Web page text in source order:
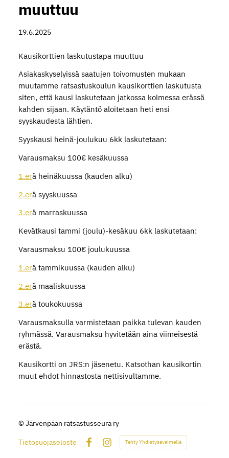
muuttuu
19.6.2025
Kausikorttien laskutustapa muuttuu
Asiakaskyselyissä saatujen toivomusten mukaan
muutamme ratsastuskoulun kausikorttien laskutusta
siten, että kausi laskutetaan jatkossa kolmessa erässä
kahden sijaan. Käytäntö aloitetaan heti ensi
syyskaudesta lähtien.
Syyskausi heinä-joulukuu 6kk laskutetaan:
Varausmaksu 100€ kesäkuussa
1.erä heinäkuussa (kauden alku)
2.erä syyskuussa
3.erä marraskuussa
Kevätkausi tammi (joulu)-kesäkuu 6kk laskutetaan:
Varausmaksu 100€ joulukuussa
1.erä tammikuussa (kauden alku)
2.erä maaliskuussa
3.erä toukokuussa
Varausmaksulla varmistetaan paikka tulevan kauden
ryhmässä. Varausmaksu hyvitetään aina viimeisestä
erästä.
Kausikortti on JRS:n jäsenetu. Katsothan kausikortin
muut ehdot hinnastosta nettisivultamme.
© Järvenpään ratsastusseura ry
Tietosuojaseloste
Instagram
Tehty Yhdistysavaimella